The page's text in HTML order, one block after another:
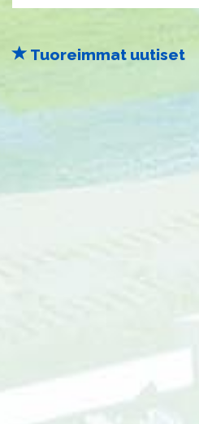
Tuoreimmat uutiset